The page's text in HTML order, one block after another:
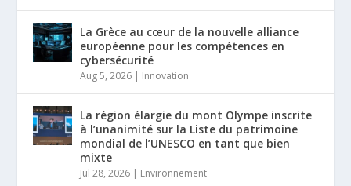
La Grèce au cœur de la nouvelle alliance
européenne pour les compétences en
cybersécurité
Aug 5, 2026 | Innovation
La région élargie du mont Olympe inscrite
à l’unanimité sur la Liste du patrimoine
mondial de l’UNESCO en tant que bien
mixte
Jul 28, 2026 | Environnement